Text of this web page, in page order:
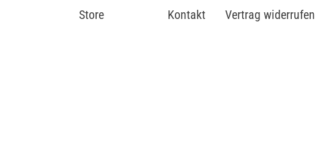
Store Kontakt Vertrag widerrufen